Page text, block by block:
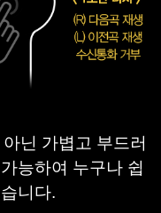
닌 가볍고 부드러
능하여 누구나 쉽
니다.